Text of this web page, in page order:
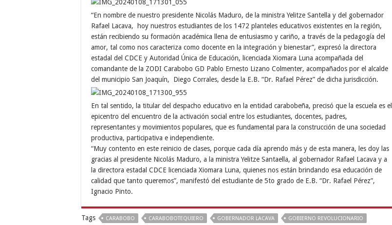
“En nombre de nuestro presidente Nicolás Maduro, de la ministra Yelitze Santella y del gobernador
Rafael Lacava, hoy nuestros estudiantes de los 1472 planteles educativos existentes en la región,
están recibiendo su formación académica llena de entusiasmo y cariño, a través de la pedagogía del
amor, tal como nos caracteriza como docente en la integración y bienestar”, expresó la directora
estadal del CDCE y Autoridad Única de Educación, licenciada Xiomara Luna acompañada del
comandante de la ZODI Carabobo GD Pablo Ernesto Lizano Colmenter, acompañados por el alcalde
del municipio San Joaquín, Diego Corrales, desde la E.B. “Dr. Rafael Pérez” de dicha jurisdicción.
En tal sentido, la titular del despacho educativo en la entidad carabobeña, precisó que la escuela es el
epicentro del encuentro de la activación social entre los estudiantes, docentes, padres,
representantes y movimientos populares, que es fundamental para la construcción de una sociedad
productiva, participativa e independiente.
“Muy contento en este reinicio de clases, porque cada día aprendo más y de esta manera, les doy las
gracias al presidente Nicolás Maduro, a la ministra Yelitze Santaella, al gobernador Rafael Lacava y a
la directora estadal CDCE licenciada Xiomara Luna, quienes nos están brindando esa educación de
calidad que tanto queremos”, manifestó del estudiante de 5to grado de E.B. “Dr. Rafael Pérez”,
Ignacio Pinto.
Tags CARABOBO CARABOBOTEQUIERO GOBERNADOR LACAVA GOBIERNO REVOLUCIONARIO